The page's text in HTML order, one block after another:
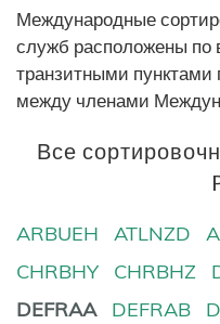
Международные
служб расположены по
транзитными пунктами
между членами
Все
ARBUEH ATLNZD
CHRBHY
CHRBHZ
DEFRAA
DEFRAB